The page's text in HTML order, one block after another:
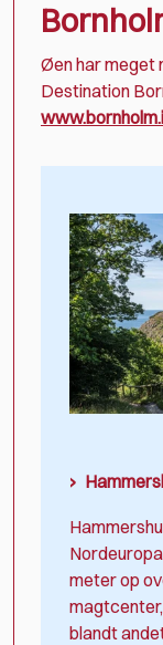
Øen har meget
Destination
meter op
blandt